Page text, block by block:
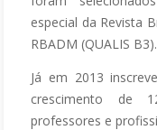
especial da Revista
RBADM (QUALIS B3).
Já em 2013
crescimento de
professores e